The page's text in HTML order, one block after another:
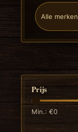
Alle merken
Prijs
Min.: €0